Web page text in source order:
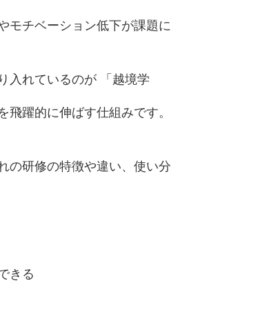
モチベーション低下が課題に
入れているのが 「越境学
躍的に伸ばす仕組みです。
の研修の特徴や違い、使い分
きる